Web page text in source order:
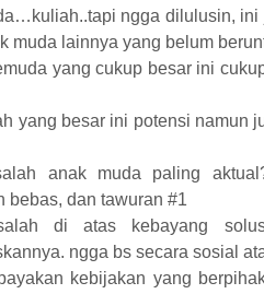
ngga dilulusin,
muda lainnya yang belum
yang cukup besar ini
yang besar ini potensi namun
anak muda paling
bebas, dan tawuran #1
di atas kebayang
ngga bs secara sosial
kebijakan yang